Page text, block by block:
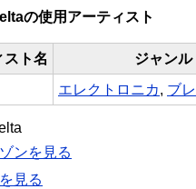
の使用アーティスト
スト名
ジャンル
エレクトロニカ, ブ
ンを見る
見る